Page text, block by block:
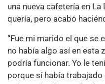
una nueva cafetería en La
quería, pero acabó
“Fue mi marido el que se
no había algo así en esta
podría funcionar. Yo le
porque sí había